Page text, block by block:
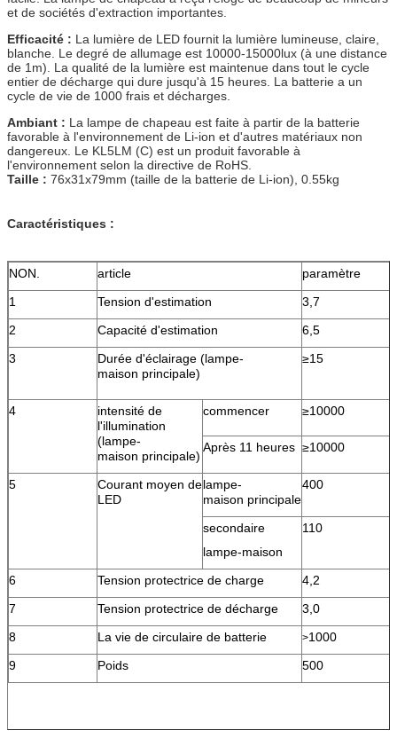
et de sociétés d'extraction importantes.
Efficacité : La lumière de LED fournit la lumière lumineuse, claire,
blanche. Le degré de allumage est 10000-15000lux (à une distance
de 1m). La qualité de la lumière est maintenue dans tout le cycle
entier de décharge qui dure jusqu'à 15 heures. La batterie a un
cycle de vie de 1000 frais et décharges.
Ambiant : La lampe de chapeau est faite à partir de la batterie
favorable à l'environnement de Li-ion et d'autres matériaux non
dangereux. Le KL5LM (C) est un produit favorable à
l'environnement selon la directive de RoHS.
Taille : 76x31x79mm (taille de la batterie de Li-ion), 0.55kg
Caractéristiques :
NON. article paramètre
1
Tension d'estimation 3,7
2
Capacité d'estimation 6,5
3
Durée d'éclairage (lampe-
maison principale)
≥15
4
intensité de
l'illumination
(lampe-
maison principale)
commencer ≥10000
Après 11 heures ≥10000
5
Courant moyen de
LED
lampe-
maison principale
400
secondaire
lampe-maison
110
6 Tension protectrice de charge 4,2
7
Tension protectrice de décharge 3,0
8
La vie de circulaire de batterie >1000
9
Poids 500